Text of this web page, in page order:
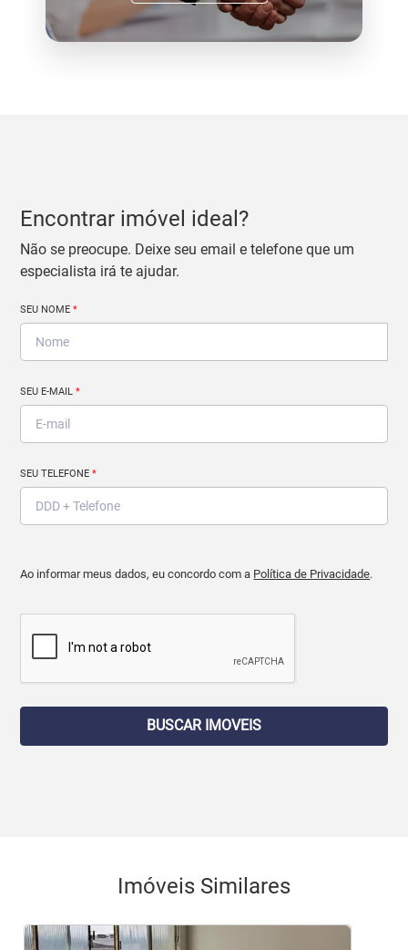
Encontrar imóvel ideal?
Não se preocupe. Deixe seu email e telefone que um
especialista irá te ajudar.
SEU NOME*
SEU E-MAIL*
SEU TELEFONE*
Ao informar meus dados, eu concordo com a Política de Privacidade.
BUSCAR IMOVEIS
Imóveis Similares